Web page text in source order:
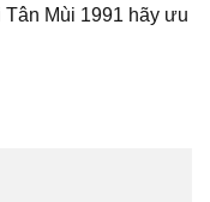
Mùi 1991 hãy ưu